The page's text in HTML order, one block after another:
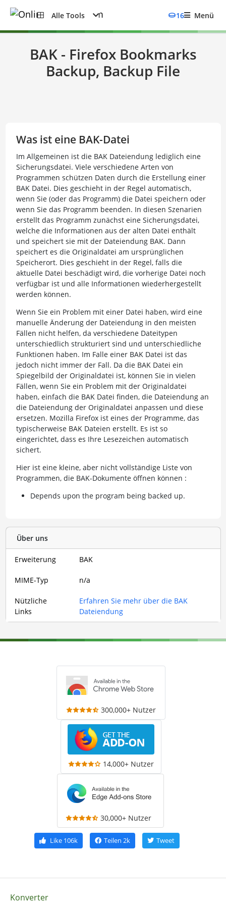
Alle Tools 16 Menü
BAK - Firefox Bookmarks
Backup, Backup File
Was ist eine BAK-Datei
Im Allgemeinen ist die BAK Dateiendung lediglich eine
Sicherungsdatei. Viele verschiedene Arten von
Programmen schützen Daten durch die Erstellung einer
BAK Datei. Dies geschieht in der Regel automatisch,
wenn Sie (oder das Programm) die Datei speichern oder
wenn Sie das Programm beenden. In diesen Szenarien
erstellt das Programm zunächst eine Sicherungsdatei,
welche die Informationen aus der alten Datei enthält
und speichert sie mit der Dateiendung BAK. Dann
speichert es die Originaldatei am ursprünglichen
Speicherort. Dies geschieht in der Regel, falls die
aktuelle Datei beschädigt wird, die vorherige Datei noch
verfügbar ist und alle Informationen wiederhergestellt
werden können.
Wenn Sie ein Problem mit einer Datei haben, wird eine
manuelle Änderung der Dateiendung in den meisten
Fällen nicht helfen, da verschiedene Dateitypen
unterschiedlich strukturiert sind und unterschiedliche
Funktionen haben. Im Falle einer BAK Datei ist das
jedoch nicht immer der Fall. Da die BAK Datei ein
Spiegelbild der Originaldatei ist, können Sie in vielen
Fällen, wenn Sie ein Problem mit der Originaldatei
haben, einfach die BAK Datei finden, die Dateiendung an
die Dateiendung der Originaldatei anpassen und diese
ersetzen. Mozilla Firefox ist eines der Programme, das
typischerweise BAK Dateien erstellt. Es ist so
eingerichtet, dass es Ihre Lesezeichen automatisch
sichert.
Hier ist eine kleine, aber nicht vollständige Liste von
Programmen, die BAK-Dokumente öffnen können :
Depends upon the program being backed up.
Über uns
Erweiterung BAK
MIME-Typ n/a
Nützliche
Links
Erfahren Sie mehr über die BAK
Dateiendung
300,000+ Nutzer
14,000+ Nutzer
30,000+ Nutzer
Like 106k Teilen 2k Tweet
Konverter